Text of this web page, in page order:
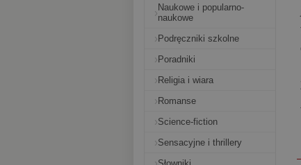
Naukowe i popularno-
naukowe
Podręczniki szkolne
Poradniki
Religia i wiara
Romanse
Science-fiction
Sensacyjne i thrillery